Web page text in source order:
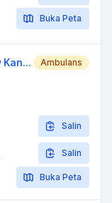
Buka Peta
Pelayanan unit ambulans 24 jam Way Kandis Ambulans
Salin
Salin
Buka Peta